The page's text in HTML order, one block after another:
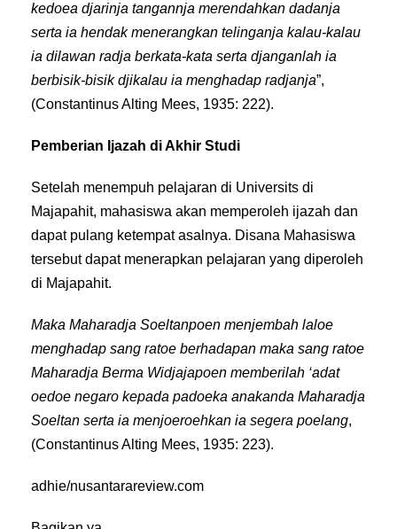
kedoea djarinja tangannja merendahkan dadanja
serta ia hendak menerangkan telinganja kalau-kalau
ia dilawan radja berkata-kata serta djanganlah ia
berbisik-bisik djikalau ia menghadap radjanja”,
(Constantinus Alting Mees, 1935: 222).
Pemberian Ijazah di Akhir Studi
Setelah menempuh pelajaran di Universits di
Majapahit, mahasiswa akan memperoleh ijazah dan
dapat pulang ketempat asalnya. Disana Mahasiswa
tersebut dapat menerapkan pelajaran yang diperoleh
di Majapahit.
Maka Maharadja Soeltanpoen menjembah laloe
menghadap sang ratoe berhadapan maka sang ratoe
Maharadja Berma Widjajapoen memberilah ‘adat
oedoe negaro kepada padoeka anakanda Maharadja
Soeltan serta ia menjoeroehkan ia segera poelang,
(Constantinus Alting Mees, 1935: 223).
adhie/nusantarareview.com